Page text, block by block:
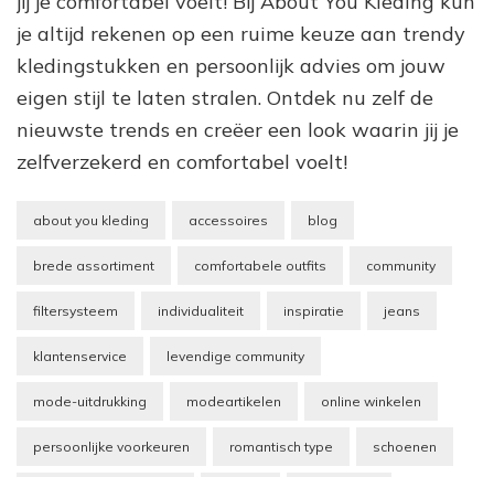
je altijd rekenen op een ruime keuze aan trendy
kledingstukken en persoonlijk advies om jouw
eigen stijl te laten stralen. Ontdek nu zelf de
nieuwste trends en creëer een look waarin jij je
zelfverzekerd en comfortabel voelt!
about you kleding accessoires blog
brede assortiment comfortabele outfits community
filtersysteem individualiteit inspiratie jeans
klantenservice levendige community
mode-uitdrukking modeartikelen online winkelen
persoonlijke voorkeuren romantisch type schoenen